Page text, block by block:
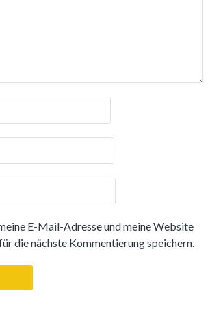
E-Mail-Adresse und meine Website
die nächste Kommentierung speichern.